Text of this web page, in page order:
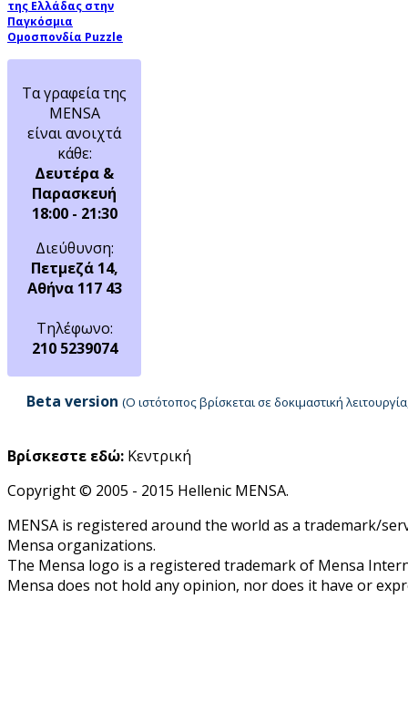
της Ελλάδας στην
Παγκόσμια
Ομοσπονδία Puzzle
Τα γραφεία της
MENSA
είναι ανοιχτά
κάθε:
Δευτέρα &
Παρασκευή
18:00 - 21:30
Διεύθυνση:
Πετμεζά 14,
Αθήνα 117 43
Τηλέφωνο:
210 5239074
Beta version (Ο ιστότοπος βρίσκεται σε δοκιμαστική
Βρίσκεστε εδώ: Κεντρική
Copyright © 2005 - 2015 Hellenic MENSA.
MENSA is registered around the world as a trademark/
Mensa organizations.
The Mensa logo is a registered trademark of Mensa
Mensa does not hold any opinion, nor does it have or